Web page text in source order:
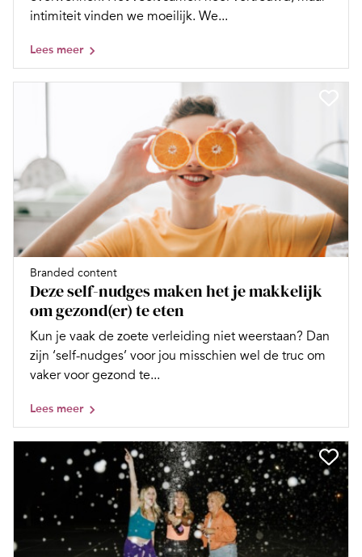
intimiteit vinden we moeilijk. We...
Lees meer
Branded content
Deze self-nudges maken het je makkelijk
om gezond(er) te eten
Kun je vaak de zoete verleiding niet weerstaan? Dan
zijn ‘self-nudges’ voor jou misschien wel de truc om
vaker voor gezond te...
Lees meer